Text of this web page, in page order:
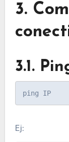
3.
3.1.
ping IP
Ej: